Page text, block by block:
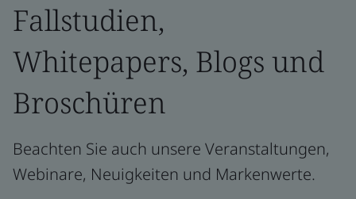
Fallstudien,
Whitepapers, Blogs und
Broschüren
Beachten Sie auch unsere Veranstaltungen,
Webinare, Neuigkeiten und Markenwerte.